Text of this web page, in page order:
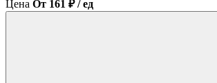
Цена От 161 ₽ / ед